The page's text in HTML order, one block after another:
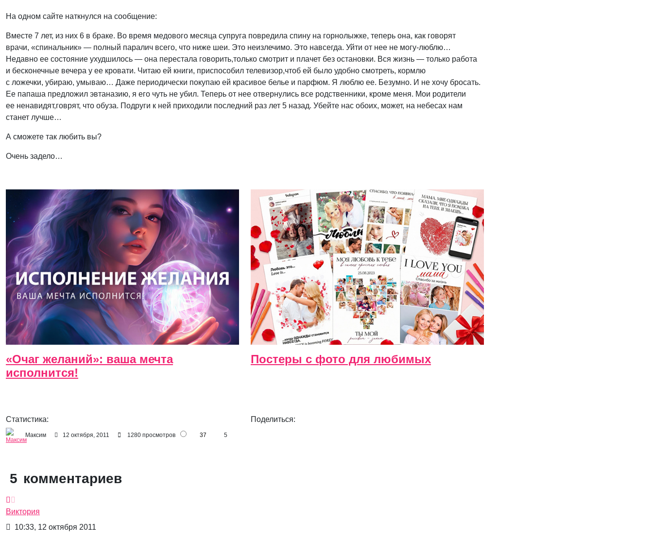
На одном сайте наткнулся на сообщение:
Вместе 7 лет, из них 6 в браке. Во время медового месяца супруга повредила спину на горнолыжке, теперь она, как говорят
врачи, «спинальник» — полный паралич всего, что ниже шеи. Это неизлечимо. Это навсегда. Уйти от нее не могу-люблю…
Недавно ее состояние ухудшилось — она перестала говорить,только смотрит и плачет без остановки. Вся жизнь — только работа
и бесконечные вечера у ее кровати. Читаю ей книги, приспособил телевизор,чтоб ей было удобно смотреть, кормлю
с ложечки, убираю, умываю… Даже периодически покупаю ей красивое белье и парфюм. Я люблю ее. Безумно. И не хочу бросать.
Ее папаша предложил эвтаназию, я его чуть не убил. Теперь от нее отвернулись все родственники, кроме меня. Мои родители
ее ненавидят,говрят, что обуза. Подруги к ней приходили последний раз лет 5 назад. Убейте нас обоих, может, на небесах нам
станет лучше…
А сможете так любить вы?
Очень задело…
«Очаг желаний»: ваша мечта
исполнится!
Постеры с фото для любимых
Статистика:
Максим 12 октября, 2011 1280 просмотров 37 5
Поделиться:
5 комментариев
Виктория
10:33, 12 октября 2011